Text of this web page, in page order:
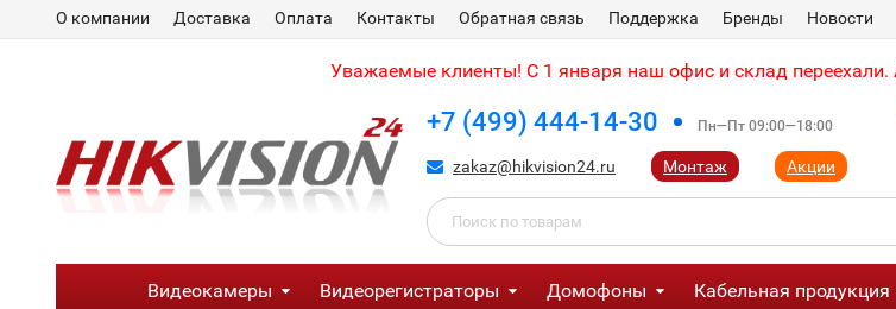
О компании Доставка Оплата Контакты Обратная связь Поддержка Бренды Новости
Уважаемые клиенты! С 1 января наш офис и склад переехали.
+7 (499) 444-14-30 Пн—Пт 09:00—18:00
zakaz@hikvision24.ru Монтаж Акции
Видеокамеры Видеорегистраторы Домофоны Кабельная продукция